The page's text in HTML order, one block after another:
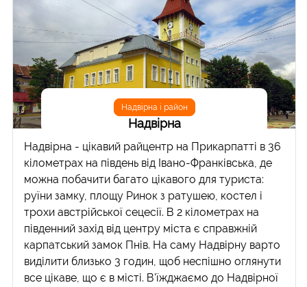
Надвірна і район
Надвірна
Надвірна - цікавий райцентр на Прикарпатті в 36
кілометрах на південь від Івано-Франківська, де
можна побачити багато цікавого для туриста:
руїни замку, площу Ринок з ратушею, костел і
трохи австрійської сецесії. В 2 кілометрах на
південний захід від центру міста є справжній
карпатський замок Пнів. На саму Надвірну варто
виділити близько 3 годин, щоб неспішно оглянути
все цікаве, що є в місті. В'їжджаємо до Надвірної